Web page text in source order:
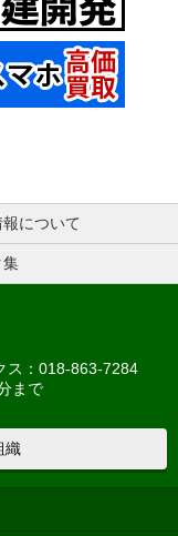
について
集
ス：018-863-7284
まで
織